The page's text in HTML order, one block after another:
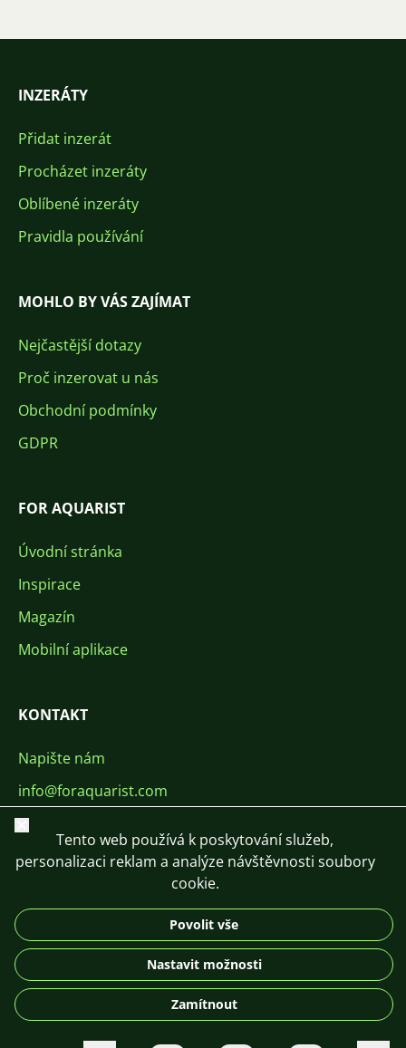
INZERÁTY
Přidat inzerát
Procházet inzeráty
Oblíbené inzeráty
Pravidla používání
MOHLO BY VÁS ZAJÍMAT
Nejčastější dotazy
Proč inzerovat u nás
Obchodní podmínky
GDPR
FOR AQUARIST
Úvodní stránka
Inspirace
Magazín
Mobilní aplikace
KONTAKT
Napište nám
info@foraquarist.com
+420 603 449 602
CS SK EN PL DE
© 2026 For Aquarist
Zavřít
Tento web používá k poskytování služeb,
personalizaci reklam a analýze návštěvnosti soubory
cookie.
Povolit vše
Nastavit možnosti
Zamítnout